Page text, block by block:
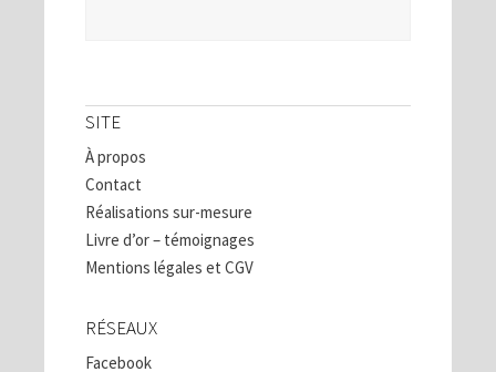
SITE
À propos
Contact
Réalisations sur-mesure
Livre d’or – témoignages
Mentions légales et CGV
RÉSEAUX
Facebook